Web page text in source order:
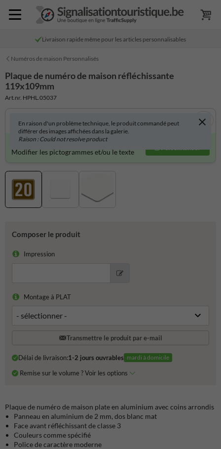
Livraison rapide même pour les articles personnalisables
Numéros de maison Personnalisés
Plaque de numéro de maison réfléchissante
119x109mm
Art.nr. HPHL.05037
En raison d'un problème technique, le produit commandé peut
différer des images affichées dans la galerie.
Raison : Could not resolve product
Produit personnalisable ?
Modifier les pictogrammes et/ou le texte
Personnaliser
Composer le produit
Impression
Montage à PLAT
Transmettre le produit par e-mail
Délai de livraison:1-2 jours ouvrables mardi à domicile
Remise sur le volume ? Voir les options
Plaque de numéro de maison plate en aluminium avec coins arrondis
Panneau en aluminium de 2 mm, dos blanc mat
Face avant réfléchissant de classe 3
Couleurs comme spécifié
Police de caractère moderne